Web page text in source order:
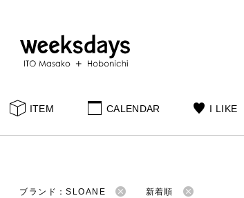
ITEM CALENDAR I LIKE
ブランド：SLOANE 新着順